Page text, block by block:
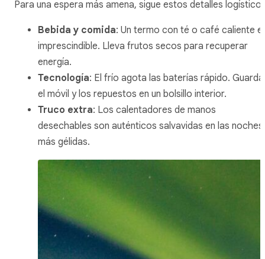
Para una espera más amena, sigue estos detalles
Bebida y comida: Un termo con té o café caliente
imprescindible. Lleva frutos secos para recuperar
energía.
Tecnología: El frío agota las baterías rápido. Guarda
el móvil y los repuestos en un bolsillo interior.
Truco extra: Los calentadores de manos
desechables son auténticos salvavidas en las noches
más gélidas.